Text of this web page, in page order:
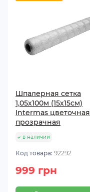
Шпалерная сетка
1,05х100м (15х15см)
Intermas цветочная
прозрачная
в наличии
Код товара: 92292
999 грн